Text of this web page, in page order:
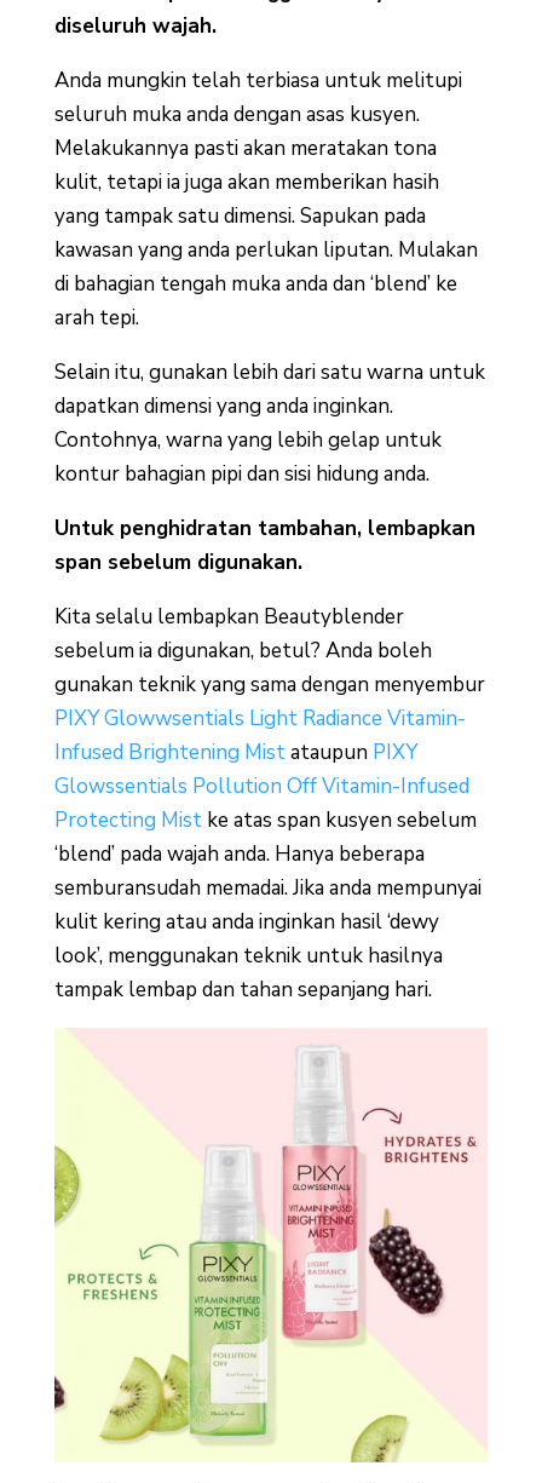
diseluruh wajah.
Anda mungkin telah terbiasa untuk melitupi
seluruh muka anda dengan asas kusyen.
Melakukannya pasti akan meratakan tona
kulit, tetapi ia juga akan memberikan hasih
yang tampak satu dimensi. Sapukan pada
kawasan yang anda perlukan liputan. Mulakan
di bahagian tengah muka anda dan ‘blend’ ke
arah tepi.
Selain itu, gunakan lebih dari satu warna untuk
dapatkan dimensi yang anda inginkan.
Contohnya, warna yang lebih gelap untuk
kontur bahagian pipi dan sisi hidung anda.
Untuk penghidratan tambahan, lembapkan
span sebelum digunakan.
Kita selalu lembapkan Beautyblender
sebelum ia digunakan, betul? Anda boleh
gunakan teknik yang sama dengan menyembur
PIXY Glowwsentials Light Radiance Vitamin-
Infused Brightening Mistataupun PIXY
Glowssentials Pollution Off Vitamin-Infused
Protecting Mistke atas span kusyen sebelum
‘blend’ pada wajah anda. Hanya beberapa
semburansudah memadai. Jika anda mempunyai
kulit kering atau anda inginkan hasil ‘dewy
look’, menggunakan teknik untuk hasilnya
tampak lembap dan tahan sepanjang hari.